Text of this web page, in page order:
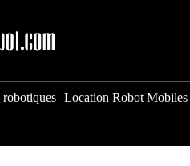
Location Robot Mobiles